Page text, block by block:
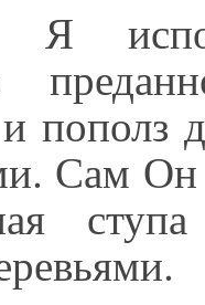
Я
пополз
Сам